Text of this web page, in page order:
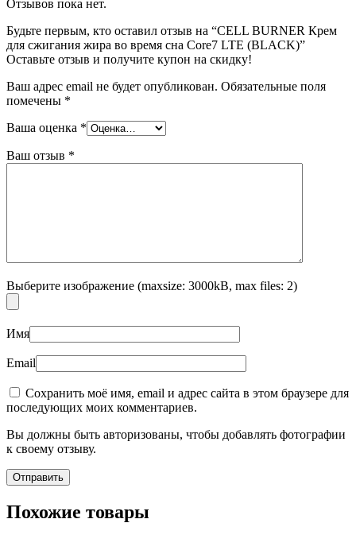
Отзывов пока нет.
Будьте первым, кто оставил отзыв на “CELL BURNER Крем
для сжигания жира во время сна Core7 LTE (BLACK)”
Оставьте отзыв и получите купон на скидку!
Ваш адрес email не будет опубликован. Обязательные поля
помечены *
Ваша оценка *
Ваш отзыв *
Выберите изображение (maxsize: 3000kB, max files: 2)
Имя
Email
Сохранить моё имя, email и адрес сайта в этом браузере для
последующих моих комментариев.
Вы должны быть авторизованы, чтобы добавлять фотографии
к своему отзыву.
Похожие товары